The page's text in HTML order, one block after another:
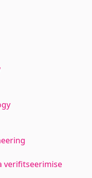
verifitseerimise